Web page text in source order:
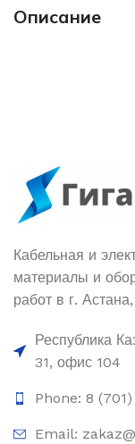
Описание
Кабельная и
материалы и
работ в г.
Республика
31, офис 104
Phone: 8
Email: